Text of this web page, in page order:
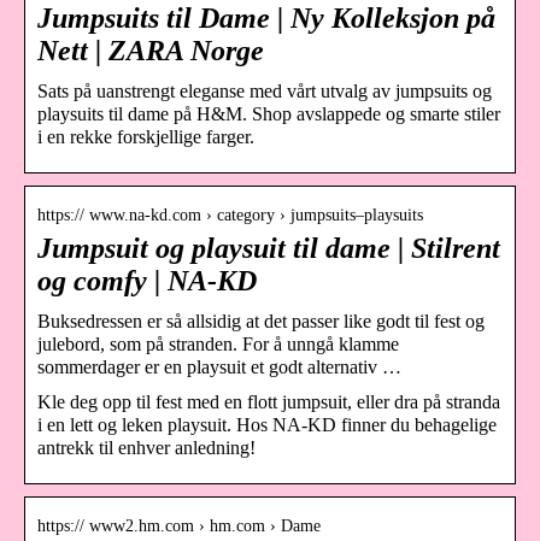
Jumpsuits til Dame | Ny Kolleksjon på
Nett | ZARA Norge
Sats på uanstrengt eleganse med vårt utvalg av jumpsuits og
playsuits til dame på H&M. Shop avslappede og smarte stiler
i en rekke forskjellige farger.
https:// www.na-kd.com › category › jumpsuits–playsuits
Jumpsuit og playsuit til dame | Stilrent
og comfy | NA-KD
Buksedressen er så allsidig at det passer like godt til fest og
julebord, som på stranden. For å unngå klamme
sommerdager er en playsuit et godt alternativ …
Kle deg opp til fest med en flott jumpsuit, eller dra på stranda
i en lett og leken playsuit. Hos NA-KD finner du behagelige
antrekk til enhver anledning!
https:// www2.hm.com › hm.com › Dame